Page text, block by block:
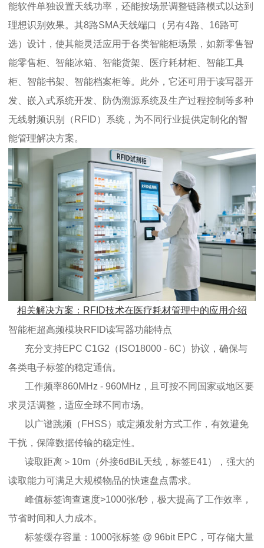
能软件单独设置天线功率，还能按场景调整链路模式以达到
理想识别效果。其8路SMA天线端口（另有4路、16路可
选）设计，使其能灵活应用于各类智能柜场景，如新零售智
能零售柜、智能冰箱、智能货架、医疗耗材柜、智能工具
柜、智能书架、智能档案柜等。此外，它还可用于读写器开
发、嵌入式系统开发、防伪溯源系统及生产过程控制等多种
无线射频识别（RFID）系统，为不同行业提供定制化的智
能管理解决方案。
相关解决方案：RFID技术在医疗耗材管理中的应用介绍
智能柜超高频模块RFID读写器功能特点
充分支持EPC C1G2（ISO18000 - 6C）协议，确保与
各类电子标签的稳定通信。
工作频率860MHz - 960MHz，且可按不同国家或地区要
求灵活调整，适应全球不同市场。
以广谱跳频（FHSS）或定频发射方式工作，有效避免
干扰，保障数据传输的稳定性。
读取距离＞10m（外接6dBiL天线，标签E41），强大的
读取能力可满足大规模物品的快速盘点需求。
峰值标签询查速度>1000张/秒，极大提高了工作效率，
节省时间和人力成本。
标签缓存容量：1000张标签 @ 96bit EPC，可存储大量